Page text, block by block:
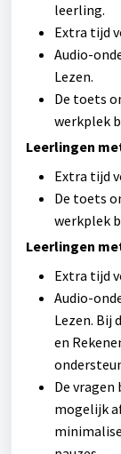
leerling.
Extra tijd
Audio-
Lezen.
De toets
werkplek
Leerlingen
Extra tijd
De toets
werkplek
Leerlingen
Extra tijd
Audio-
Lezen. Bij
en
De vragen
mogelijk